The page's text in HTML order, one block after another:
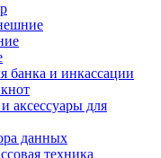
банка и инкассации
аксессуары для
данных
техника